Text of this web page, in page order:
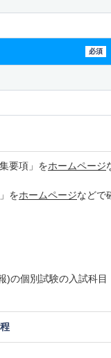
必須
要項」をホームページ
をホームページなどで
)の個別試験の入試科目